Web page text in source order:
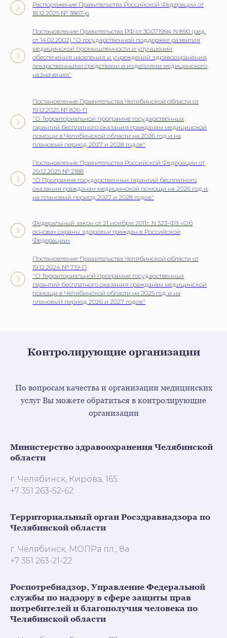
Распоряжение Правительства Российской Федерации от
18.12.2025 № 3867-р
Постановление Правительства РФ от 30.07.1994 N 890 (ред.
от 14.02.2002) "О государственной поддержке развития
медицинской промышленности и улучшении
обеспечения населения и учреждений здравоохранения
лекарственными средствами и изделиями медицинского
назначения"
Постановление Правительства Челябинской области от
19.12.2025 № 826-П
"О Территориальной программе государственных
гарантий бесплатного оказания гражданам медицинской
помощи в Челябинской области на 2026 год и на
плановый период 2027 и 2028 годов"
Постановление Правительства Российской Федерации от
29.12.2025 № 2188
"О Программе государственных гарантий бесплатного
оказания гражданам медицинской помощи на 2026 год и
на плановый период 2027 и 2028 годов"
Федеральный закон от 21 ноября 2011г. N 323-ФЗ «Об
основах охраны здоровья граждан в Российской
Федерации»
Постановление Правительства Челябинской области от
19.12.2024 № 719-П
"О Территориальной программе государственных
гарантий бесплатного оказания гражданам медицинской
помощи в Челябинской области на 2025 год и на
плановый период 2026 и 2027 годов"
Контролирующие организации
По вопросам качества и организации медицинских
услуг Вы можете обратиться в контролирующие
организации
Министерство здравоохранения Челябинской
области
г. Челябинск, Кирова, 165
+7 351 263-52-62
Территориальный орган Росздравнадзора по
Челябинской области
г. Челябинск, МОПРа пл., 8а
+7 351 263-21-22
Роспотребнадзор, Управление Федеральной
службы по надзору в сфере защиты прав
потребителей и благополучия человека по
Челябинской области